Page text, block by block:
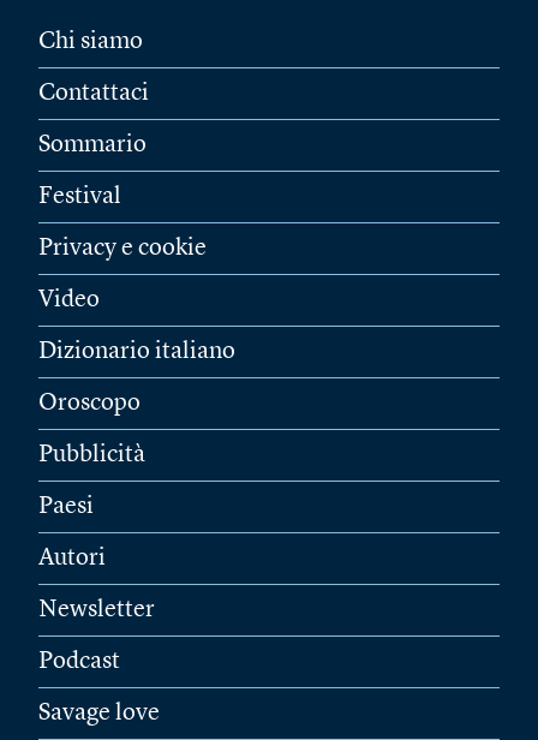
Chi siamo
Contattaci
Sommario
Festival
Privacy e cookie
Video
Dizionario italiano
Oroscopo
Pubblicità
Paesi
Autori
Newsletter
Podcast
Savage love